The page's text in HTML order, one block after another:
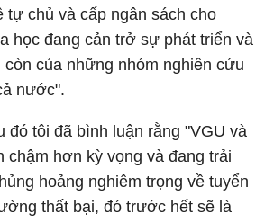
tự chủ và cấp ngân sách cho
học đang cản trở sự phát triển và
của những nhóm nghiên cứu
nước".
đó tôi đã bình luận rằng "VGU và
chậm hơn kỳ vọng và đang trải
hoảng nghiêm trọng về tuyển
thất bại, đó trước hết sẽ là